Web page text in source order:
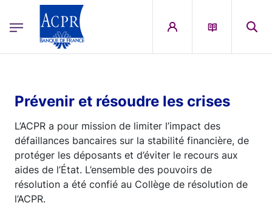
ACPR Menu Principal (French)
Prévenir et résoudre les crises
L’ACPR a pour mission de limiter l’impact des
défaillances bancaires sur la stabilité financière, de
protéger les déposants et d’éviter le recours aux
aides de l’État. L’ensemble des pouvoirs de
résolution a été confié au Collège de résolution de
l’ACPR.